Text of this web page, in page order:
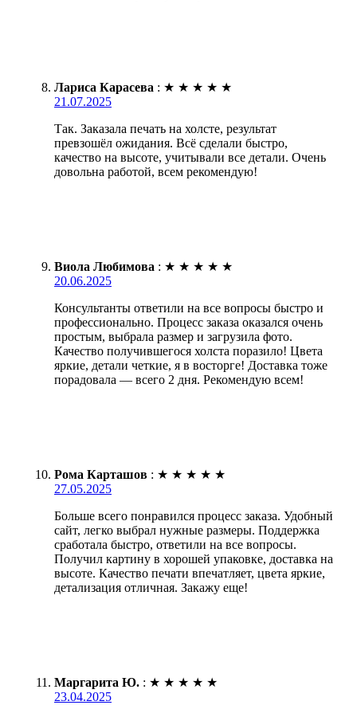
Лариса Карасева : ★ ★ ★ ★ ★
21.07.2025
Так. Заказала печать на холсте, результат
превзошёл ожидания. Всё сделали быстро,
качество на высоте, учитывали все детали. Очень
довольна работой, всем рекомендую!
Виола Любимова : ★ ★ ★ ★ ★
20.06.2025
Консультанты ответили на все вопросы быстро и
профессионально. Процесс заказа оказался очень
простым, выбрала размер и загрузила фото.
Качество получившегося холста поразило! Цвета
яркие, детали четкие, я в восторге! Доставка тоже
порадовала — всего 2 дня. Рекомендую всем!
Рома Карташов : ★ ★ ★ ★ ★
27.05.2025
Больше всего понравился процесс заказа. Удобный
сайт, легко выбрал нужные размеры. Поддержка
сработала быстро, ответили на все вопросы.
Получил картину в хорошей упаковке, доставка на
высоте. Качество печати впечатляет, цвета яркие,
детализация отличная. Закажу еще!
Маргарита Ю. : ★ ★ ★ ★ ★
23.04.2025